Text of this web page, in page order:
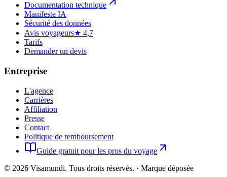
Documentation technique
Manifeste IA
Sécurité des données
Avis voyageurs★ 4,7
Tarifs
Demander un devis
Entreprise
L'agence
Carrières
Affiliation
Presse
Contact
Politique de remboursement
Guide gratuit pour les pros du voyage
© 2026 Visamundi. Tous droits réservés. · Marque déposée